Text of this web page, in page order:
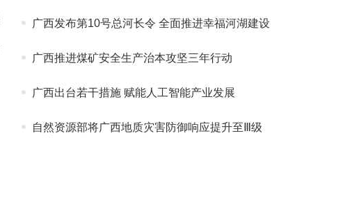
广西发布第10号总河长令 全面推进幸福河湖建设
广西推进煤矿安全生产治本攻坚三年行动
广西出台若干措施 赋能人工智能产业发展
自然资源部将广西地质灾害防御响应提升至Ⅲ级